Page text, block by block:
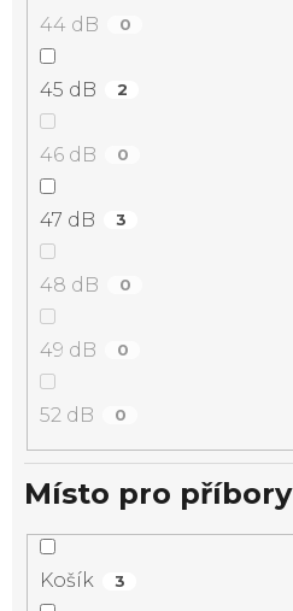
44 dB 0
45 dB 2
46 dB 0
47 dB 3
48 dB 0
49 dB 0
52 dB 0
Místo pro příbory
Košík 3